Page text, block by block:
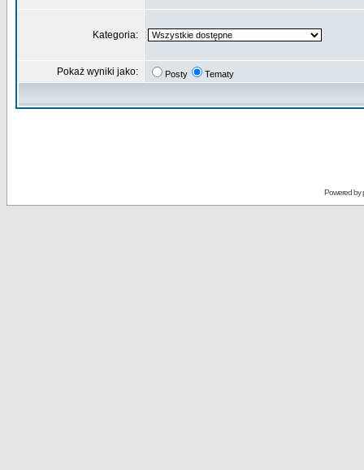
Kategoria:
Pokaż wyniki jako: Posty Tematy
Powered by